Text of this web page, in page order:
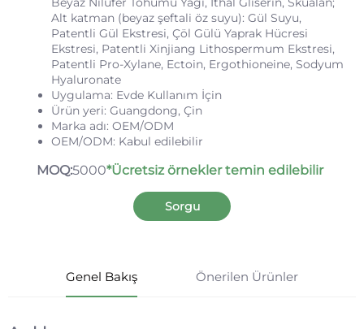
Alt katman (beyaz şeftali öz suyu): Gül Suyu,
Patentli Gül Ekstresi, Çöl Gülü Yaprak Hücresi
Ekstresi, Patentli Xinjiang Lithospermum Ekstresi,
Patentli Pro-Xylane, Ectoin, Ergothioneine, Sodyum
Hyaluronate
Uygulama: Evde Kullanım İçin
Ürün yeri: Guangdong, Çin
Marka adı: OEM/ODM
OEM/ODM: Kabul edilebilir
MOQ:5000*Ücretsiz örnekler temin edilebilir
Sorgu
Genel Bakış Önerilen Ürünler